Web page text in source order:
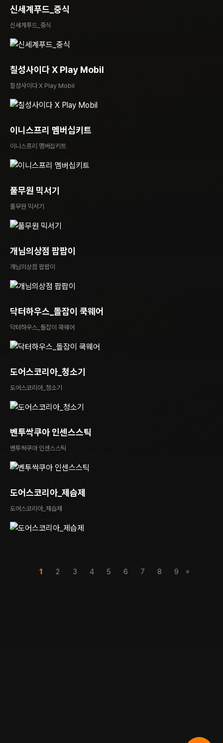
신세계푸드_중식
신세계푸드_중식
칠성사이다 X Play Mobil
칠성사이다 X Play Mobil
이니스프리 멤버십키트
이니스프리 멤버십키트
풀무원 믹서기
풀무원 믹서기
개님의상점 팝팝이
개님의상점 팝팝이
닥터하우스_돌잡이 쿡웨어
닥터하우스_돌잡이 쿡웨어
도어스코리아_청소기
도어스코리아_청소기
벤투싹쿠아 인센스스틱
벤투싹쿠아 인센스스틱
도어스코리아_제습제
도어스코리아_제습제
1 2 3 4 5 6 7 8 9 »